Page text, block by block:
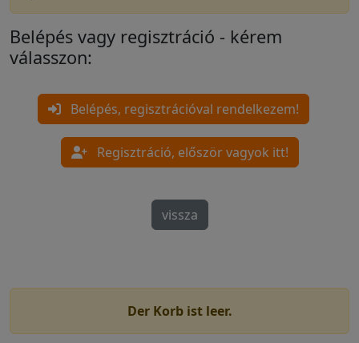
Belépés vagy regisztráció - kérem
válasszon:
Belépés, regisztrációval rendelkezem!
Regisztráció, először vagyok itt!
Der Korb ist leer.